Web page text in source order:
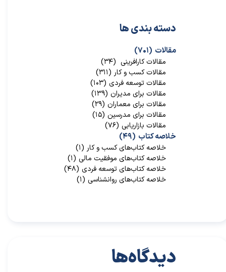
مقالات (۷۰۱)
مقالات کارافرینی (۳۴)
مقالات کسب و کار (۳۱۱)
مقالات توسعه فردی (۱۰۳)
مقالات برای مدیران (۱۳۹)
مقالات برای معماران (۲۹)
مقالات برای مدرسین (۱۵)
مقالات بازاریابی (۷۶)
خلاصه کتاب (۴۹)
خلاصه کتاب‌‌های کسب و کار (۱)
خلاصه کتاب‌‌های موفقیت مالی (۱)
خلاصه کتاب‌های توسعه فردی (۴۸)
خلاصه کتاب‌های روانشناسی (۱)
دسته بندی ها
دیدگاه‌ها